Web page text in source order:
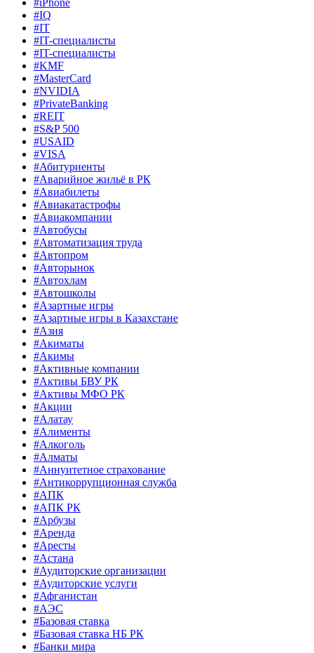
#iPhone
#IQ
#IT
#IT-специалисты
#IT-специалисты
#KMF
#MasterCard
#NVIDIA
#PrivateBanking
#REIT
#S&P 500
#USAID
#VISA
#Абитуриенты
#Аварийное жильё в РК
#Авиабилеты
#Авиакатастрофы
#Авиакомпании
#Автобусы
#Автоматизация труда
#Автопром
#Авторынок
#Автохлам
#Автошколы
#Азартные игры
#Азартные игры в Казахстане
#Азия
#Акиматы
#Акимы
#Активные компании
#Активы БВУ РК
#Активы МФО РК
#Акции
#Алатау
#Алименты
#Алкоголь
#Алматы
#Аннуитетное страхование
#Антикоррупционная служба
#АПК
#АПК РК
#Арбузы
#Аренда
#Аресты
#Астана
#Аудиторские организации
#Аудиторские услуги
#Афганистан
#АЭС
#Базовая ставка
#Базовая ставка НБ РК
#Банки мира